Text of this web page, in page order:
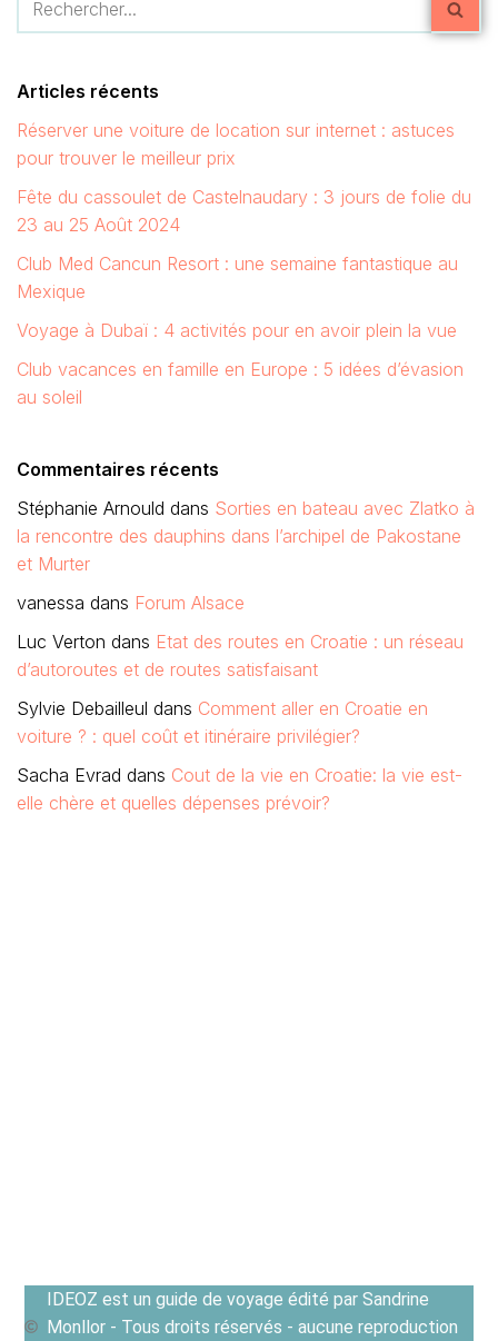
Articles récents
Réserver une voiture de location sur internet : astuces
pour trouver le meilleur prix
Fête du cassoulet de Castelnaudary : 3 jours de folie du
23 au 25 Août 2024
Club Med Cancun Resort : une semaine fantastique au
Mexique
Voyage à Dubaï : 4 activités pour en avoir plein la vue
Club vacances en famille en Europe : 5 idées d’évasion
au soleil
Commentaires récents
Stéphanie Arnould dans Sorties en bateau avec Zlatko à
la rencontre des dauphins dans l’archipel de Pakostane
et Murter
vanessa dans Forum Alsace
Luc Verton dans Etat des routes en Croatie : un réseau
d’autoroutes et de routes satisfaisant
Sylvie Debailleul dans Comment aller en Croatie en
voiture ? : quel coût et itinéraire privilégier?
Sacha Evrad dans Cout de la vie en Croatie: la vie est-
elle chère et quelles dépenses prévoir?
IDEOZ est un guide de voyage édité par Sandrine
Monllor - Tous droits réservés - aucune reproduction